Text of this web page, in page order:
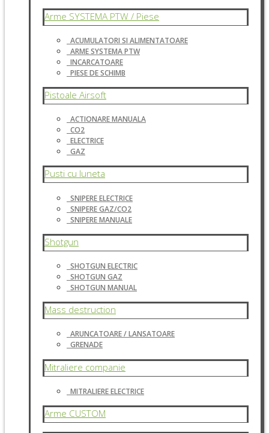
Arme SYSTEMA PTW / Piese
ACUMULATORI SI ALIMENTATOARE
ARME SYSTEMA PTW
INCARCATOARE
PIESE DE SCHIMB
Pistoale Airsoft
ACTIONARE MANUALA
CO2
ELECTRICE
GAZ
Pusti cu luneta
SNIPERE ELECTRICE
SNIPERE GAZ/CO2
SNIPERE MANUALE
Shotgun
SHOTGUN ELECTRIC
SHOTGUN GAZ
SHOTGUN MANUAL
Mass destruction
ARUNCATOARE / LANSATOARE
GRENADE
Mitraliere companie
MITRALIERE ELECTRICE
Arme CUSTOM